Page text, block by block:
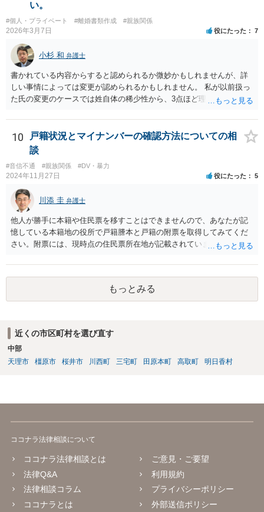
前提として、弁護士としては、Aの意向確認等を行い、法的根拠や今後
の対応方針を整理することが必要となります。ですので、まずはAの希
望等を確認し、必要に応じて、A本人が弁護士に相談するというのがよ
いように思われます。
い。
#個人・プライベート #離婚書類作成 #親族関係
2026年3月7日 役にたった 7
小杉 和 弁護士
書かれている内容からすると認められるか微妙かもしれませんが、詳
しい事情によっては変更が認められるかもしれません。 私が以前扱っ
た氏の変更のケースでは姓自体の稀少性から、3点ほど理由を上申する
ら2か月かからずに氏の変更許可の審判が出ています。
10
戸籍状況とマイナンバーの確認方法についての相
談
#音信不通 #親族関係 #DV・暴力
2024年11月27日 役にたった 5
川添 圭 弁護士
他人が勝手に本籍や住民票を移すことはできませんので、あなたが記
憶している本籍地の役所で戸籍謄本と戸籍の附票を取得してみてくだ
さい。附票には、現時点の住民票所在地が記載されています。
もっとみる
近くの市区町村を選び直す
中部
天理市
橿原市 桜井市 川西町 三宅町 田原本町 高取町 明日香村
ココナラ法律相談について
ココナラ法律相談とは
法律Q&A
法律相談コラム
ココナラとは
ご意見・ご要望
利用規約
プライバシーポリシー
外部送信ポリシー